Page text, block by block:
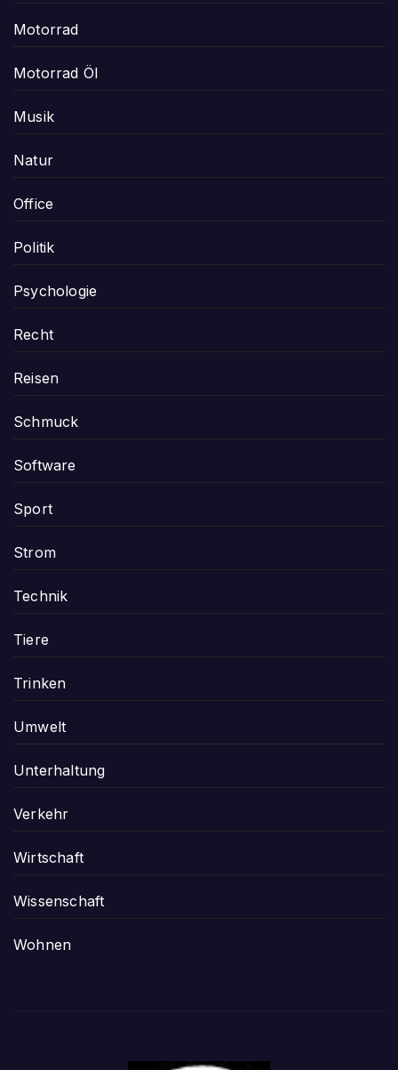
Motorrad
Motorrad Öl
Musik
Natur
Office
Politik
Psychologie
Recht
Reisen
Schmuck
Software
Sport
Strom
Technik
Tiere
Trinken
Umwelt
Unterhaltung
Verkehr
Wirtschaft
Wissenschaft
Wohnen